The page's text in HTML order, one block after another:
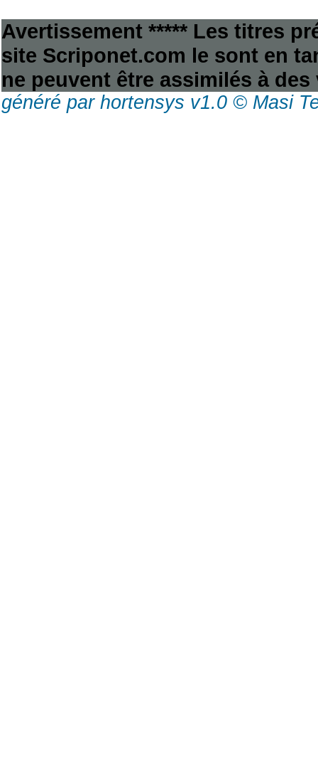
Avertissement ***** Les titres
site Scriponet.com le sont en
ne peuvent être assimilés à
généré par hortensys v1.0 © Masi